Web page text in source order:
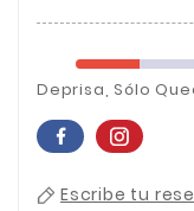
Deprisa, Sólo
Escribe tu